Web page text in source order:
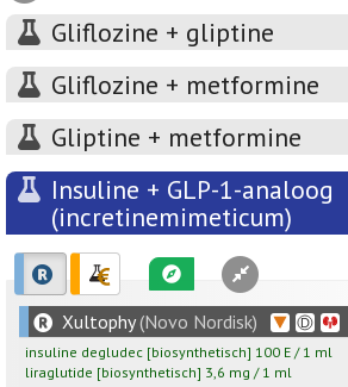
Gliflozine + gliptine
Gliflozine + metformine
Gliptine + metformine
Insuline + GLP-1-analoog
(incretinemimeticum)
Xultophy(Novo Nordisk)
insuline degludec [biosynthetisch] 100 E / 1 ml
liraglutide [biosynthetisch] 3,6 mg / 1 ml